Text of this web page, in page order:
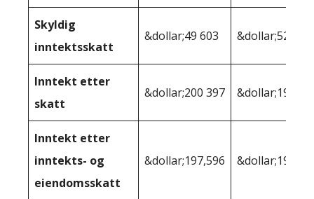
Skyldig
inntektsskatt
&dollar;49 603 &dollar;52,277
Inntekt etter
skatt
&dollar;200 397 &dollar;197
Inntekt etter
inntekts- og
eiendomsskatt
&dollar;197,596